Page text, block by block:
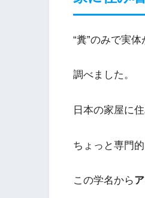
“糞”のみで実
調べました。
日本の家屋に
ちょっと専門
この学名から